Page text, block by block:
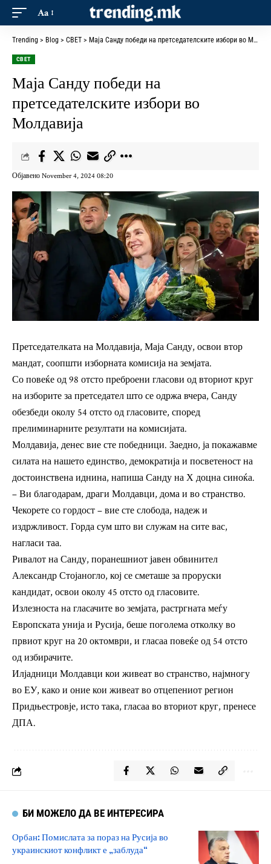
Aa
Trending > Blog > СВЕТ > Маја Санду победи на претседателските избори во Молдавија
СВЕТ
Маја Санду победи на
претседателските избори во
Молдавија
Објавено November 4, 2024 08:20
Претседателката на Молдавија, Маја Санду, освои втор
мандат, соопшти изборната комисија на земјата.
Со повеќе од 98 отсто преброени гласови од вториот круг
на изборите за претседател што се одржа вчера, Санду
обезбеди околу 54 отсто од гласовите, според
прелиминарните резултати на комисијата.
Молдавија, денес вие сте победници. Заедно, ја покажавме
силата на нашето единство, демократија и посветеност на
достоинствена иднина, напиша Санду на Х доцна синоќа.
– Ви благодарам, драги Молдавци, дома и во странство.
Чекорете со гордост – вие сте слобода, надеж и
издржливост. Горда сум што ви служам на сите вас,
нагласи таа.
Ривалот на Санду, поранешниот јавен обвинител
Александр Стојаногло, кој се сметаше за проруски
кандидат, освои околу 45 отсто од гласовите.
Излезноста на гласачите во земјата, растргната меѓу
Европската унија и Русија, беше поголема отколку во
првиот круг на 20 октомври, и гласаа повеќе од 54 отсто
од избирачите.
Илјадници Молдавци кои живеат во странство, најмногу
во ЕУ, како и оние кои живеат во отцепениот регион
Придњестровје, исто така, гласаа во вториот круг, пренесе
ДПА.
БИ МОЖЕЛО ДА ВЕ ИНТЕРЕСИРА
Орбан: Помислата за пораз на Русија во
украинскиот конфликт е „заблуда“